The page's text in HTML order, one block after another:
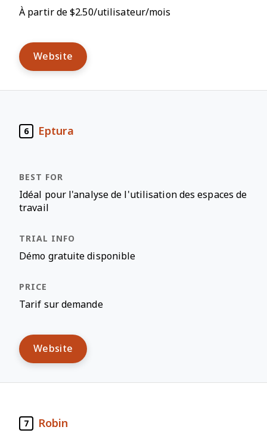
À partir de $2.50/utilisateur/mois
Website
6 Eptura
Idéal pour l'analyse de l'utilisation des espaces de
travail
Démo gratuite disponible
Tarif sur demande
Website
7 Robin